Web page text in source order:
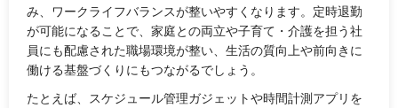
み、ワークライフバランスが整いやすくなります。定時退勤
が可能になることで、家庭との両立や子育て・介護を担う社
員にも配慮された職場環境が整い、生活の質向上や前向きに
働ける基盤づくりにもつながるでしょう。
たとえば、スケジュール管理ガジェットや時間計測アプリを